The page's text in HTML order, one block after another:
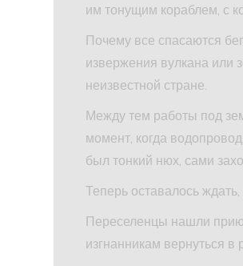
им тонущим кораблем, с
Почему все спасаются
извержения вулкана или
неизвестной стране.
Между тем работы под
момент, когда
был тонкий нюх, сами
Теперь оставалось
Переселенцы нашли
изгнанникам вернуться